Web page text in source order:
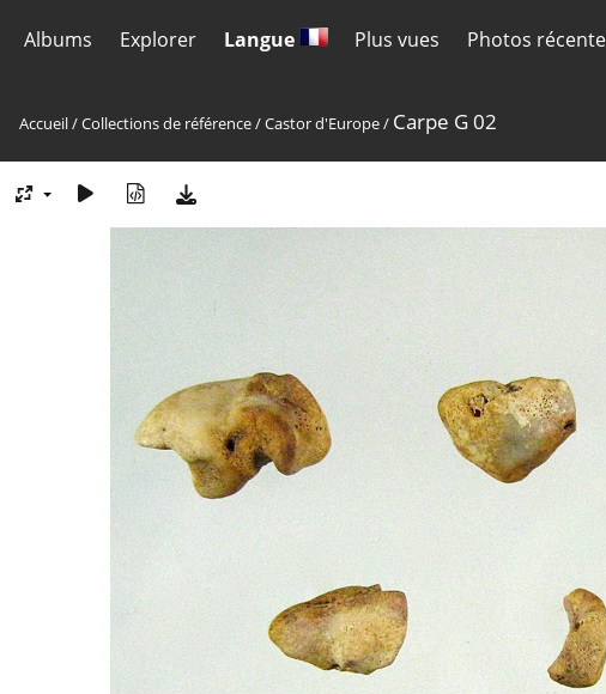
Albums Explorer Langue Plus vues Photos
Accueil/Collections de référence/Castor d'Europe/ Carpe G 02